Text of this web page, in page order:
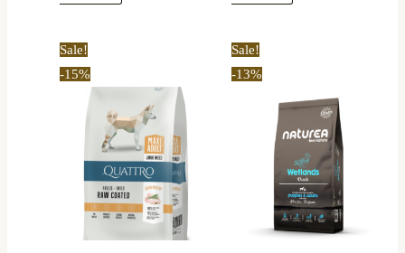
Sale!
-15%
through
33,99 €
multiple
variants.
The
options
may
be
Sale!
-13%